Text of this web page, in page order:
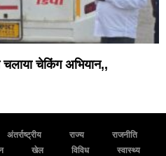
चेकिंग अभियान,,
अंतर्राष्ट्रीय राज्य
राजनीति
खेल विविध
स्वास्थ्य